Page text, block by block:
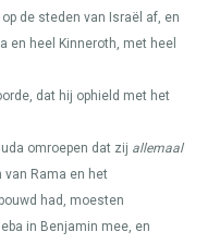
de steden van Israël af, en
en heel Kinneroth, met heel
dat hij ophield met het
omroepen dat zij allemaal
Rama en het
had, moesten
in Benjamin mee, en